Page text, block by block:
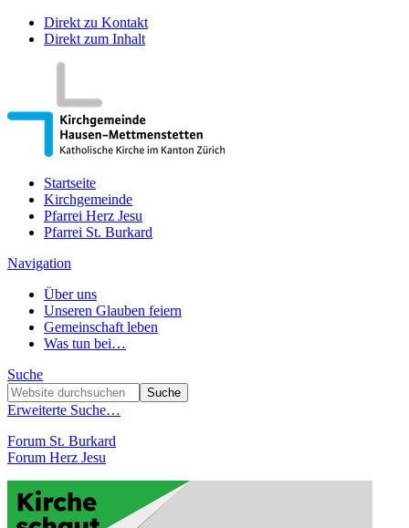
Direkt zu Kontakt
Direkt zum Inhalt
Startseite
Kirchgemeinde
Pfarrei Herz Jesu
Pfarrei St. Burkard
Navigation
Über uns
Unseren Glauben feiern
Gemeinschaft leben
Was tun bei…
Suche
Erweiterte Suche…
Forum St. Burkard
Forum Herz Jesu